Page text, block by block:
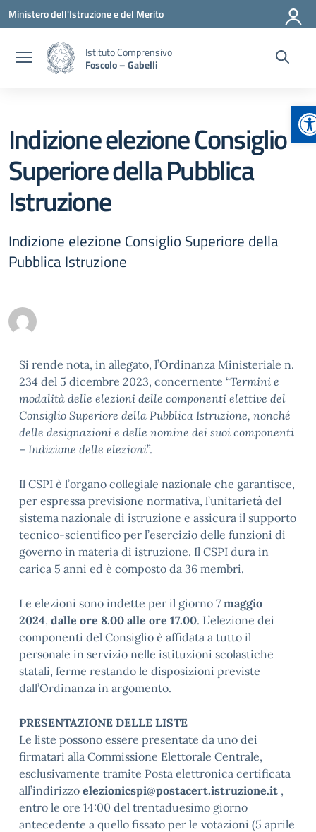
Vai ai contenuti
Vai al menu di navigazione
Vai al footer
Ministero dell'Istruzione e del Merito
Istituto Comprensivo
Foscolo – Gabelli
Indizione elezione Consiglio
Superiore della Pubblica
Istruzione
Indizione elezione Consiglio Superiore della
Pubblica Istruzione
Si rende nota, in allegato, l’Ordinanza Ministeriale n.
234 del 5 dicembre 2023, concernente “Termini e
modalità delle elezioni delle componenti elettive del
Consiglio Superiore della Pubblica Istruzione, nonché
delle designazioni e delle nomine dei suoi componenti
– Indizione delle elezioni”.
Il CSPI è l’organo collegiale nazionale che garantisce,
per espressa previsione normativa, l’unitarietà del
sistema nazionale di istruzione e assicura il supporto
tecnico-scientifico per l’esercizio delle funzioni di
governo in materia di istruzione. Il CSPI dura in
carica 5 anni ed è composto da 36 membri.
Le elezioni sono indette per il giorno 7 maggio
2024, dalle ore 8.00 alle ore 17.00. L’elezione dei
componenti del Consiglio è affidata a tutto il
personale in servizio nelle istituzioni scolastiche
statali, ferme restando le disposizioni previste
dall’Ordinanza in argomento.
PRESENTAZIONE DELLE LISTE
Le liste possono essere presentate da uno dei
firmatari alla Commissione Elettorale Centrale,
esclusivamente tramite Posta elettronica certificata
all’indirizzo elezionicspi@postacert.istruzione.it ,
entro le ore 14:00 del trentaduesimo giorno
antecedente a quello fissato per le votazioni (5 aprile